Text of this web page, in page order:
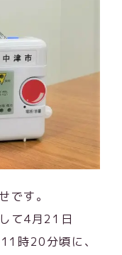
です。
て4月21日
時20分頃に、